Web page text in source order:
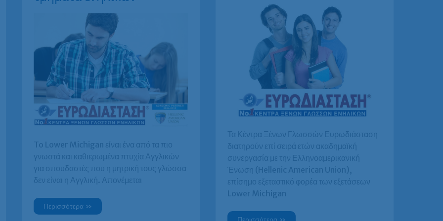
To Lower Michigan είναι ένα από τα πιο
γνωστά και καθιερωμένα πτυχία Αγγλικών
για σπουδαστές που η μητρική τους γλώσσα
δεν είναι η Αγγλική. Απονέμεται
Lower
Michigan
Περισσότερα »
Τα Κέντρα Ξένων Γλωσσών Ευρωδιάσταση
διατηρούν επί σειρά ετών ακαδημαϊκή
συνεργασία με την Ελληνοαμερικανική
Ένωση (Hellenic American Union),
επίσημο εξεταστικό φορέα των εξετάσεων
Lower Michigan
Ακαδημαϊκή